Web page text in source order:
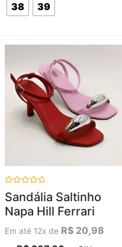
38
39
0
5
Sandália Saltinho
Napa Hill Ferrari
Em até 12x de R$ 20,98